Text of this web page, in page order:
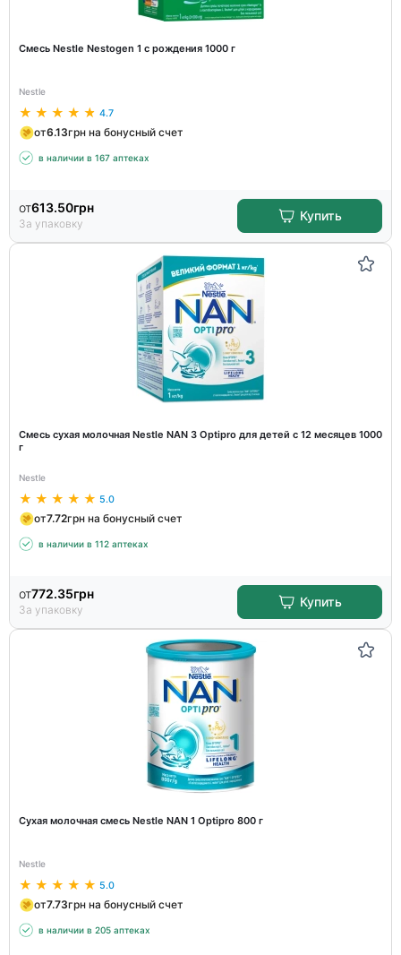
Смесь Nestle Nestogen 1 с рождения 1000 г
Nestle
4.7
от6.13грн на бонусный счет
в наличии в 167 аптеках
от613.50грн
За упаковку
Купить
Смесь сухая молочная Nestle NAN 3 Optipro для детей с 12 месяцев 1000
г
Nestle
5.0
от7.72грн на бонусный счет
в наличии в 112 аптеках
от772.35грн
За упаковку
Купить
Сухая молочная смесь Nestle NAN 1 Optipro 800 г
Nestle
5.0
от7.73грн на бонусный счет
в наличии в 205 аптеках